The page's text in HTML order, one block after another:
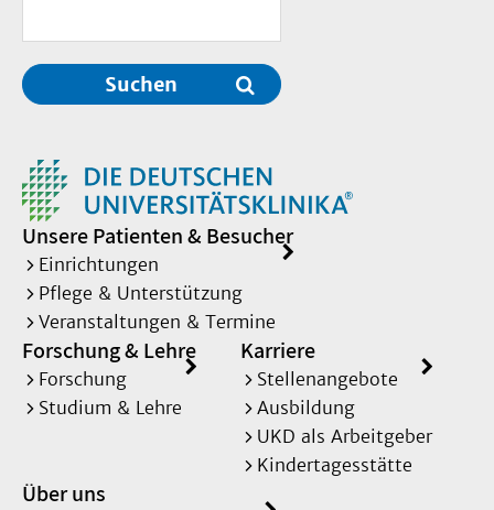
Suchen
Unsere Patienten & Besucher
Einrichtungen
Pflege & Unterstützung
Veranstaltungen & Termine
Forschung & Lehre
Forschung
Studium & Lehre
Karriere
Stellenangebote
Ausbildung
UKD als Arbeitgeber
Kindertagesstätte
Über uns